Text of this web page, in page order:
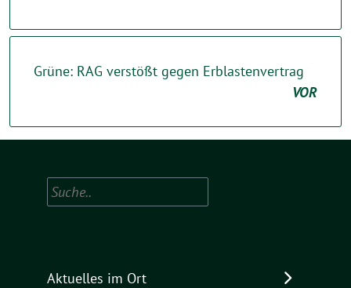
Grüne: RAG verstößt gegen Erblastenvertrag
VOR
Suchen
Aktuelles im Ort